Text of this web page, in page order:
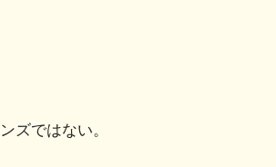
ズではない。